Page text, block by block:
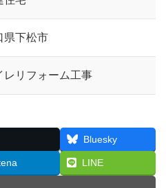
県下松市
レリフォーム工事
Bluesky
LINE